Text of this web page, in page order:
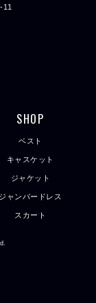
SHOP
ベスト
キャスケット
ジャケット
ジャンパードレス
スカート